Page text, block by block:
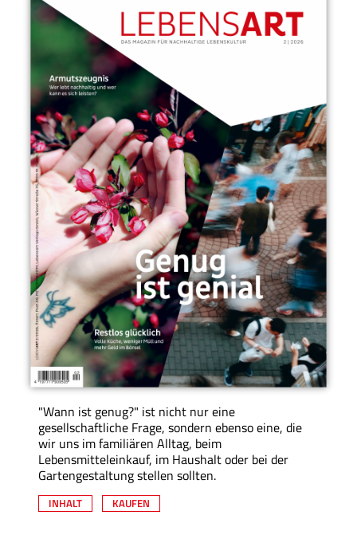
"Wann ist genug?" ist nicht nur eine
gesellschaftliche Frage, sondern ebenso eine, die
wir uns im familiären Alltag, beim
Lebensmitteleinkauf, im Haushalt oder bei der
Gartengestaltung stellen sollten.
INHALT KAUFEN